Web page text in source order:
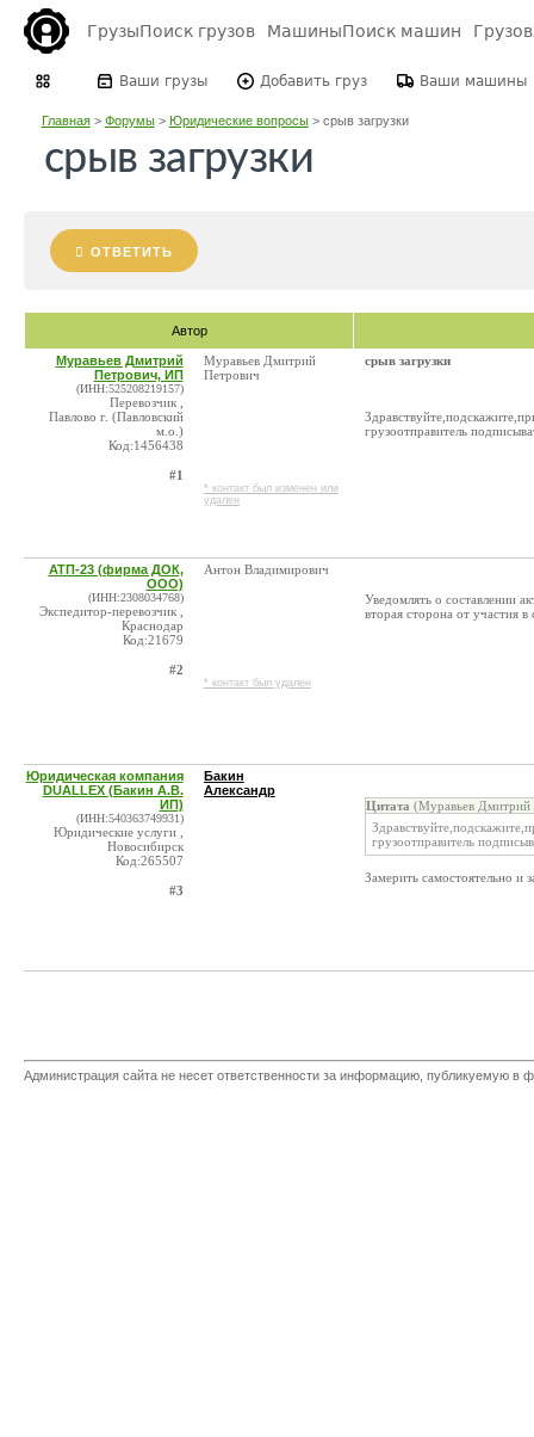
ГрузыПоиск грузов МашиныПоиск машин
Ваши грузы Добавить груз Ваши машины
Главная> Форумы> Юридические вопросы> срыв загрузки
срыв загрузки
ОТВЕТИТЬ
Автор
Муравьев Дмитрий
Петрович, ИП
(ИНН:525208219157)
Перевозчик ,
Павлово г. (Павловский
м.о.)
Код:1456438
#1
Муравьев Дмитрий
Петрович
* контакт был изменен или
удален
срыв загрузки
грузоотправитель
АТП-23 (фирма ДОК,
ООО)
(ИНН:2308034768)
Экспедитор-перевозчик ,
Краснодар
Код:21679
#2
Антон Владимирович
* контакт был удален
Уведомлять о составлении
вторая сторона от участия в
Юридическая компания
DUALLEX (Бакин А.В.
ИП)
(ИНН:540363749931)
Юридические услуги ,
Новосибирск
Код:265507
#3
Бакин
Александр
Цитата (Муравьев
грузоотправитель
Замерить самостоятельно и
Администрация сайта не несет ответственности за информацию, публикуемую